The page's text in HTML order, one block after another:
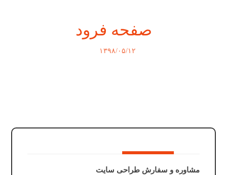
صفحه فرود
۱۳۹۸/۰۵/۱۲
مشاوره و سفارش طراحی سایت